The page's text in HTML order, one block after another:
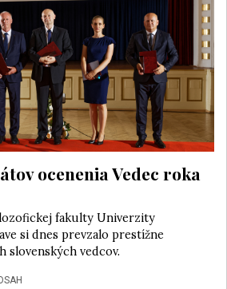
ocenenia Vedec roka
fakulty Univerzity
si dnes prevzalo prestížne
slovenských vedcov.